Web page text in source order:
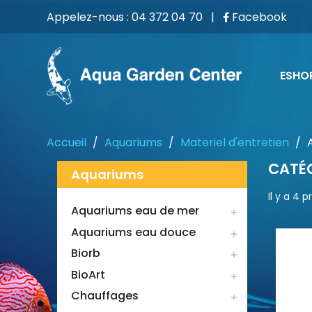
Appelez-nous : 04 372 04 70 | Facebook
Accueil Aquariums Materiel d'entretien
Aquariums
Aquariums eau de mer 
Aquariums eau douce 
Biorb 
BioArt 
Chauffages 
Il y a 4